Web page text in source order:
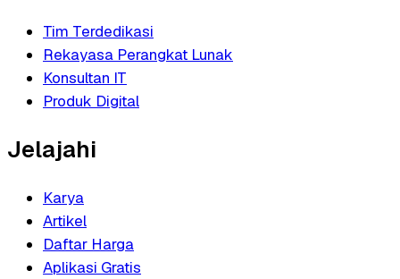
Tim Terdedikasi
Rekayasa Perangkat Lunak
Konsultan IT
Produk Digital
Jelajahi
Karya
Artikel
Daftar Harga
Aplikasi Gratis